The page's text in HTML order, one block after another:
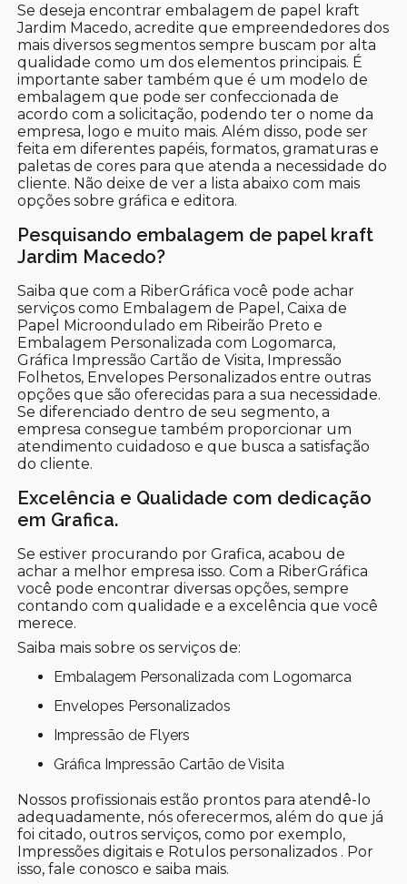
Se deseja encontrar embalagem de papel kraft
Jardim Macedo, acredite que empreendedores dos
mais diversos segmentos sempre buscam por alta
qualidade como um dos elementos principais. É
importante saber também que é um modelo de
embalagem que pode ser confeccionada de
acordo com a solicitação, podendo ter o nome da
empresa, logo e muito mais. Além disso, pode ser
feita em diferentes papéis, formatos, gramaturas e
paletas de cores para que atenda a necessidade do
cliente. Não deixe de ver a lista abaixo com mais
opções sobre gráfica e editora.
Pesquisando embalagem de papel kraft
Jardim Macedo?
Saiba que com a RiberGráfica você pode achar
serviços como Embalagem de Papel, Caixa de
Papel Microondulado em Ribeirão Preto e
Embalagem Personalizada com Logomarca,
Gráfica Impressão Cartão de Visita, Impressão
Folhetos, Envelopes Personalizados entre outras
opções que são oferecidas para a sua necessidade.
Se diferenciado dentro de seu segmento, a
empresa consegue também proporcionar um
atendimento cuidadoso e que busca a satisfação
do cliente.
Excelência e Qualidade com dedicação
em Grafica.
Se estiver procurando por Grafica, acabou de
achar a melhor empresa isso. Com a RiberGráfica
você pode encontrar diversas opções, sempre
contando com qualidade e a excelência que você
merece.
Saiba mais sobre os serviços de:
Embalagem Personalizada com Logomarca
Envelopes Personalizados
Impressão de Flyers
Gráfica Impressão Cartão de Visita
Nossos profissionais estão prontos para atendê-lo
adequadamente, nós oferecermos, além do que já
foi citado, outros serviços, como por exemplo,
Impressões digitais e Rotulos personalizados . Por
isso, fale conosco e saiba mais.